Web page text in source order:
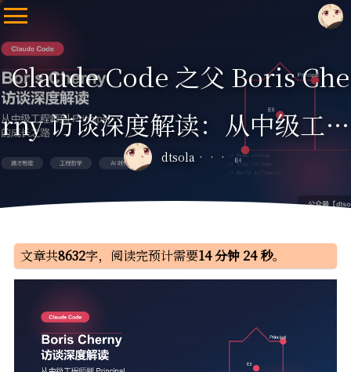
Claude Code 之父 Boris Che
rny 访谈深度解读：从中级工程
师到 Principal 的成长之路
dtsola
文章共8632字，阅读完预计需要14 分钟 24 秒。